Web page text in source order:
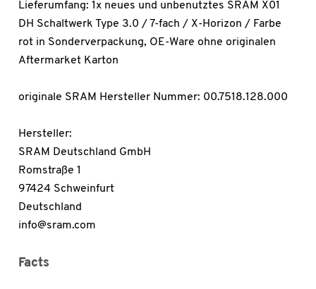
Lieferumfang: 1x neues und unbenutztes SRAM X01
DH Schaltwerk Type 3.0 / 7-fach / X-Horizon / Farbe
rot in Sonderverpackung, OE-Ware ohne originalen
Aftermarket Karton
originale SRAM Hersteller Nummer: 00.7518.128.000
Hersteller:
SRAM Deutschland GmbH
Romstraße 1
97424 Schweinfurt
Deutschland
info@sram.com
Facts